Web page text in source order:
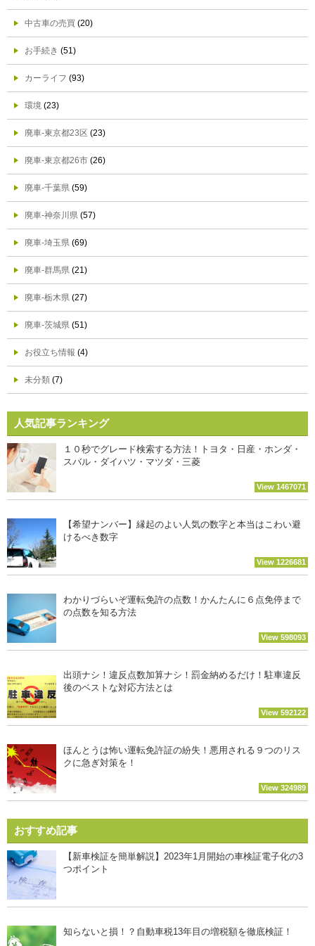
中古車の売買 (20)
お手続き (51)
カーライフ (93)
環境 (23)
廃車-東京都23区 (23)
廃車-東京都26市 (26)
廃車-千葉県 (59)
廃車-神奈川県 (57)
廃車-埼玉県 (69)
廃車-群馬県 (21)
廃車-栃木県 (27)
廃車-茨城県 (51)
お役立ち情報 (4)
未分類 (7)
人気記事ランキング
１０秒でグレード検索する方法！トヨタ・日産・ホンダ・
スバル・ダイハツ・マツダ・三菱
View 1467071
【希望ナンバー】縁起のよい人気の数字と本当はこわい避
けるべき数字
View 1226681
わかりづらいぞ運転免許の点数！かんたんに６点免停まで
の点数を知る方法
View 598093
出頭ナシ！違反点数加算ナシ！罰金納めるだけ！駐車違反
後のベストな対応方法とは
View 592122
ほんとうは怖い運転免許証の紛失！悪用される９つのリス
クに急ぎ対策を！
View 324989
おすすめ記事
【新車検証を簡単解説】2023年1月開始の車検証電子化の3
つポイント
知らないと損！？自動車税13年目の増税額を徹底検証！